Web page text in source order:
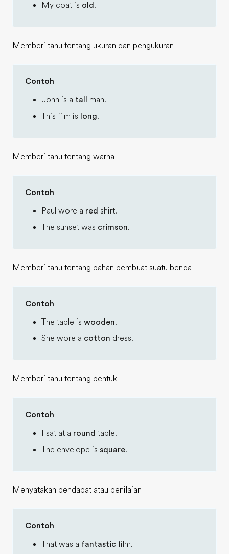
My coat is old .
Memberi tahu tentang ukuran dan pengukuran
Contoh
John is a tall
man.
This film is long.
Memberi tahu tentang warna
Contoh
Paul wore a red shirt.
The sunset was crimson.
Memberi tahu tentang bahan pembuat suatu benda
Contoh
The table is wooden.
She wore a cotton dress.
Memberi tahu tentang bentuk
Contoh
I sat at a round table.
The envelope is square.
Menyatakan pendapat atau penilaian
Contoh
That was a fantastic film.